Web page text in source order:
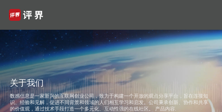
关于我们
数感信息是一家新兴的互联网创业公司，致力于构建一个开放的观点分享平台，旨在连接知
识、经验和见解，促进不同背景和领域的人们相互学习和启发。公司秉承创新、协作和共享
的价值观，通过技术手段打造一个多元化、互动性强的在线社区。 产品内容.